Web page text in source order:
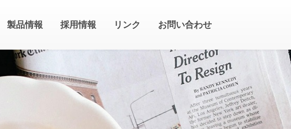
製品情報 採用情報 リンク お問い合わせ